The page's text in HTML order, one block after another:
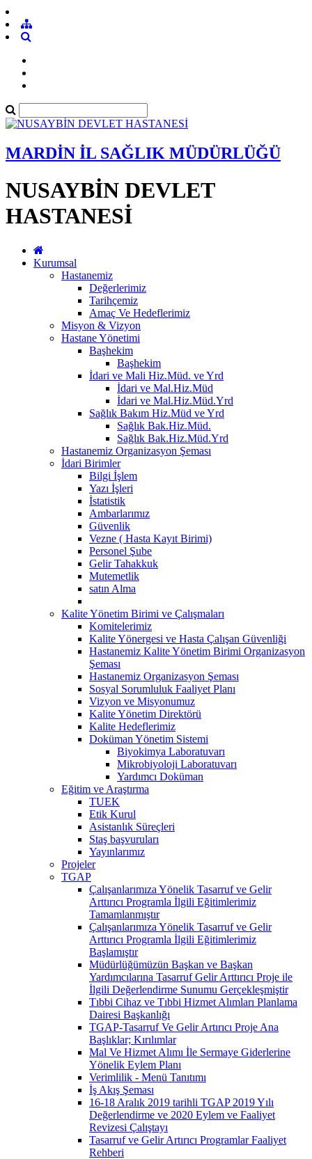
MARDİN İL SAĞLIK MÜDÜRLÜĞÜ
NUSAYBİN DEVLET
HASTANESİ
Kurumsal
Hastanemiz
Değerlerimiz
Tarihçemiz
Amaç Ve Hedeflerimiz
Misyon & Vizyon
Hastane Yönetimi
Başhekim
Başhekim
İdari ve Mali Hiz.Müd. ve Yrd
İdari ve Mal.Hiz.Müd
İdari ve Mal.Hiz.Müd.Yrd
Sağlık Bakım Hiz.Müd ve Yrd
Sağlık Bak.Hiz.Müd.
Sağlık Bak.Hiz.Müd.Yrd
Hastanemiz Organizasyon Şeması
İdari Birimler
Bilgi İşlem
Yazı İşleri
İstatistik
Ambarlarımız
Güvenlik
Vezne ( Hasta Kayıt Birimi)
Personel Şube
Gelir Tahakkuk
Mutemetlik
satın Alma
Kalite Yönetim Birimi ve Çalışmaları
Komitelerimiz
Kalite Yönergesi ve Hasta Çalışan Güvenliği
Hastanemiz Kalite Yönetim Birimi Organizasyon
Şeması
Hastanemiz Organizasyon Şeması
Sosyal Sorumluluk Faaliyet Planı
Vizyon ve Misyonumuz
Kalite Yönetim Direktörü
Kalite Hedeflerimiz
Doküman Yönetim Sistemi
Biyokimya Laboratuvarı
Mikrobiyoloji Laboratuvarı
Yardımcı Doküman
Eğitim ve Araştırma
TUEK
Etik Kurul
Asistanlık Süreçleri
Staş başvuruları
Yayınlarımız
Projeler
TGAP
Çalışanlarımıza Yönelik Tasarruf ve Gelir
Arttırıcı Programla İlgili Eğitimlerimiz
Tamamlanmıştır
Çalışanlarımıza Yönelik Tasarruf ve Gelir
Arttırıcı Programla İlgili Eğitimlerimiz
Başlamıştır
Müdürlüğümüzün Başkan ve Başkan
Yardımcılarına Tasarruf Gelir Arttırıcı Proje ile
İlgili Değerlendirme Sunumu Gerçekleşmiştir
Tıbbi Cihaz ve Tıbbi Hizmet Alımları Planlama
Dairesi Başkanlığı
TGAP-Tasarruf Ve Gelir Artırıcı Proje Ana
Başlıklar; Kırılımlar
Mal Ve Hizmet Alımı İle Sermaye Giderlerine
Yönelik Eylem Planı
Verimlilik - Menü Tanıtımı
İş Akış Şeması
16-18 Aralık 2019 tarihli TGAP 2019 Yılı
Değerlendirme ve 2020 Eylem ve Faaliyet
Revizesi Çalıştayı
Tasarruf ve Gelir Artırıcı Programlar Faaliyet
Rehberi